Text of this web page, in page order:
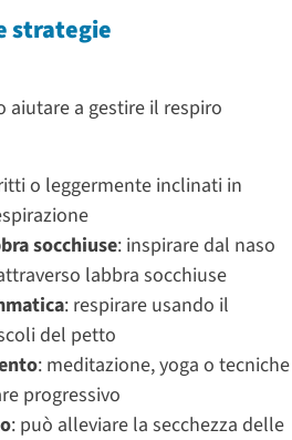
strategie
aiutare a gestire il respiro
o leggermente inclinati in
socchiuse: inspirare dal naso
labbra socchiuse
: respirare usando il
del petto
: meditazione, yoga o tecniche
progressivo
: può alleviare la secchezza delle